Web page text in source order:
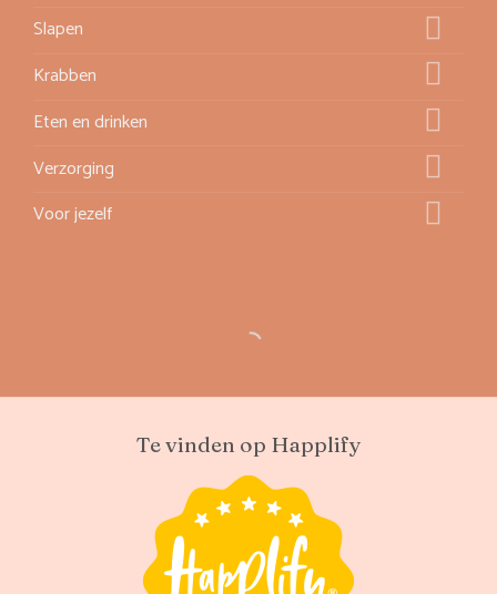
Slapen
Krabben
Eten en drinken
Verzorging
Voor jezelf
Te vinden op Happlify